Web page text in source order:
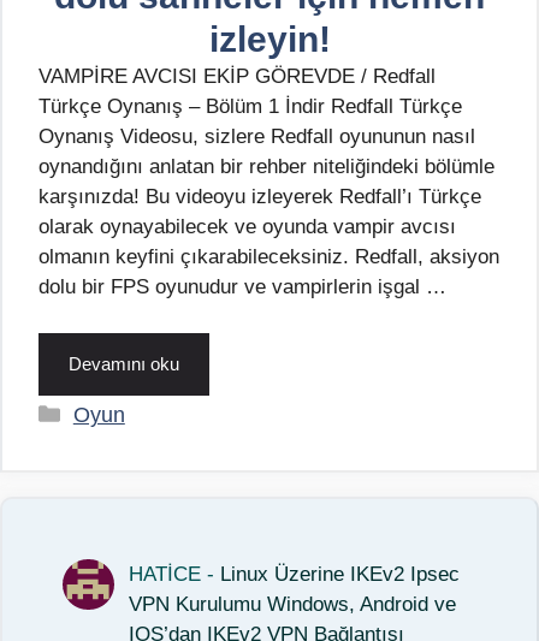
izleyin!
VAMPİRE AVCISI EKİP GÖREVDE / Redfall
Türkçe Oynanış – Bölüm 1 İndir Redfall Türkçe
Oynanış Videosu, sizlere Redfall oyununun nasıl
oynandığını anlatan bir rehber niteliğindeki bölümle
karşınızda! Bu videoyu izleyerek Redfall’ı Türkçe
olarak oynayabilecek ve oyunda vampir avcısı
olmanın keyfini çıkarabileceksiniz. Redfall, aksiyon
dolu bir FPS oyunudur ve vampirlerin işgal …
Devamını oku
Kategoriler
Oyun
HATİCE - Linux Üzerine IKEv2 Ipsec
VPN Kurulumu Windows, Android ve
IOS’dan IKEv2 VPN Bağlantısı